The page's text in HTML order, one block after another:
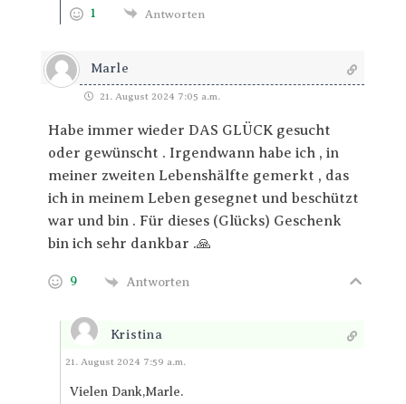
1 Antworten
Marle
21. August 2024 7:05 a.m.
Habe immer wieder DAS GLÜCK gesucht
oder gewünscht . Irgendwann habe ich , in
meiner zweiten Lebenshälfte gemerkt , das
ich in meinem Leben gesegnet und beschützt
war und bin . Für dieses (Glücks) Geschenk
bin ich sehr dankbar .🙏
9 Antworten
Kristina
Antworten
21. August 2024 7:59 a.m.
Vielen Dank,Marle.